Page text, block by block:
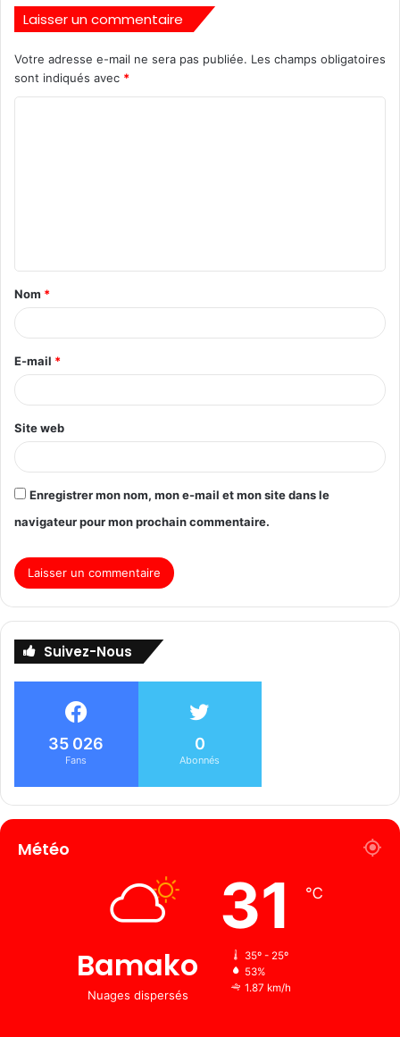
Laisser un commentaire
Votre adresse e-mail ne sera pas publiée. Les champs obligatoires
sont indiqués avec *
Nom *
E-mail *
Site web
Enregistrer mon nom, mon e-mail et mon site dans le
navigateur pour mon prochain commentaire.
Suivez-Nous
35 026
Fans
0
Abonnés
Météo
Bamako
Nuages ​​dispersés
31 ℃
35º - 25º
53%
1.87 km/h